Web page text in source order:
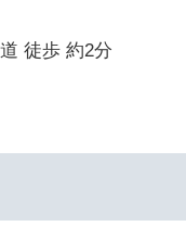
徒歩 約2分